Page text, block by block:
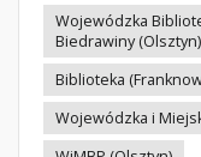
Wojewódzka
Biedrawiny (Olsztyn)
Biblioteka
Wojewódzka i